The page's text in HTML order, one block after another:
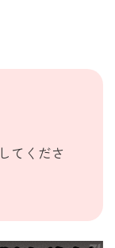
してくださ